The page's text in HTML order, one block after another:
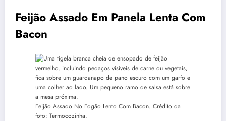
Feijão Assado Em Panela Lenta Com
Bacon
Feijão Assado No Fogão Lento Com Bacon. Crédito da
foto: Termocozinha.